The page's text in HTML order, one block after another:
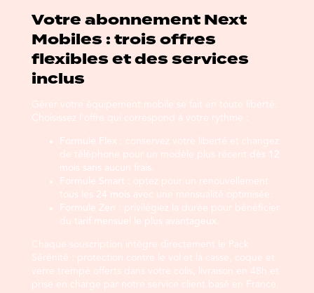
Votre abonnement Next
Mobiles : trois offres
flexibles et des services
inclus
Gérer votre équipement mobile se fait en toute liberté.
Choisissez l'offre qui correspond à votre rythme :
Formule Flex :
conservez votre liberté et changez
de téléphone pour un modèle plus récent dès 12
mois sans aucun frais
Formule Smart :
optez pour un renouvellement
tous les 24 mois avec une mensualité optimisée.
Formule Zen :
privilégiez la durée pour bénéficier
du
tarif mensuel le plus avantageux
Chaque souscription intègre directement le Pack
Sérénité : protection contre le vol et la casse, coque et
verre trempé offerts dans votre colis, livraison en 48h et
prise en charge par notre service client basé en France.